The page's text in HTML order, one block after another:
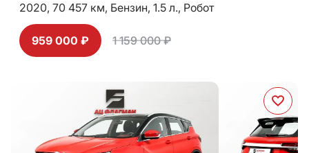
2020, 70 457 км, Бензин, 1.5 л., Робот
959 000 ₽ 1 159 000 ₽